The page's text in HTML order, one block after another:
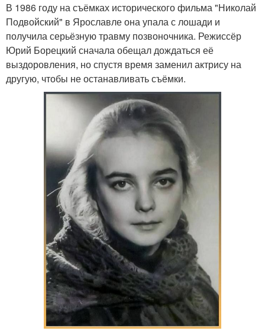
В 1986 году на съёмках исторического фильма "Николай
Подвойский" в Ярославле она упала с лошади и
получила серьёзную травму позвоночника. Режиссёр
Юрий Борецкий сначала обещал дождаться её
выздоровления, но спустя время заменил актрису на
другую, чтобы не останавливать съёмки.